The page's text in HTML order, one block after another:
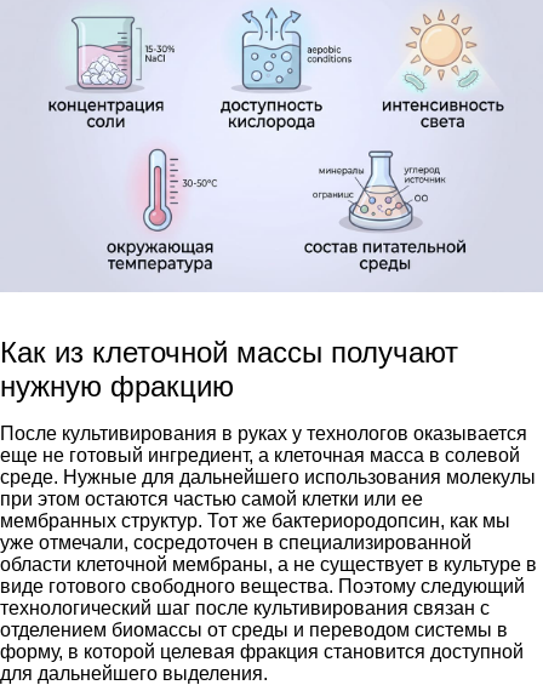
Как из клеточной массы получают
нужную фракцию
После культивирования в руках у технологов оказывается
еще не готовый ингредиент, а клеточная масса в солевой
среде. Нужные для дальнейшего использования молекулы
при этом остаются частью самой клетки или ее
мембранных структур. Тот же бактериородопсин, как мы
уже отмечали, сосредоточен в специализированной
области клеточной мембраны, а не существует в культуре в
виде готового свободного вещества. Поэтому следующий
технологический шаг после культивирования связан с
отделением биомассы от среды и переводом системы в
форму, в которой целевая фракция становится доступной
для дальнейшего выделения.